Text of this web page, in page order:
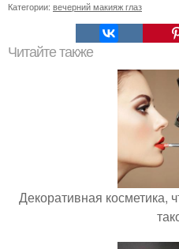
Категории: вечерний макияж глаз
Читайте также
Декоративная косметика,